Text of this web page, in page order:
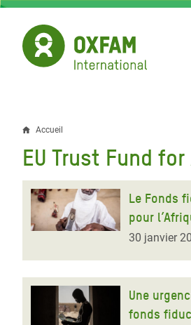
Aller
contenu
principal
Fil
d'Ariane
Accueil
EU Trust Fund
Le Fonds
pour
30 janvier
Une
fonds